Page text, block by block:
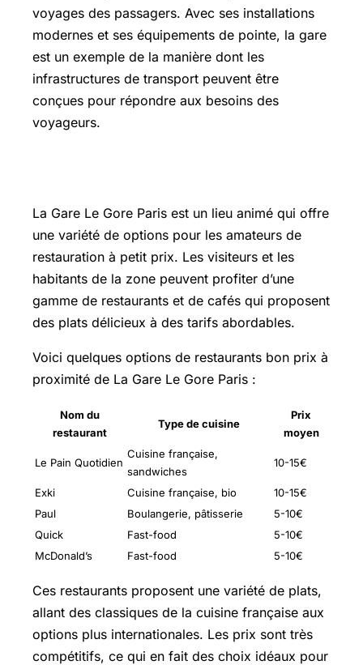
voyages des passagers. Avec ses installations
modernes et ses équipements de pointe, la gare
est un exemple de la manière dont les
infrastructures de transport peuvent être
conçues pour répondre aux besoins des
voyageurs.
La Gare Le Gore Paris est un lieu animé qui offre
une variété de options pour les amateurs de
restauration à petit prix. Les visiteurs et les
habitants de la zone peuvent profiter d’une
gamme de restaurants et de cafés qui proposent
des plats délicieux à des tarifs abordables.
Voici quelques options de restaurants bon prix à
proximité de La Gare Le Gore Paris :
Nom du
restaurant
Type de cuisine
Prix
moyen
Le Pain Quotidien
Cuisine française,
sandwiches
10-15€
Exki Cuisine française, bio
10-15€
Paul
Boulangerie, pâtisserie
5-10€
Quick
Fast-food
5-10€
McDonald’s
Fast-food 5-10€
Ces restaurants proposent une variété de plats,
allant des classiques de la cuisine française aux
options plus internationales. Les prix sont très
compétitifs, ce qui en fait des choix idéaux pour